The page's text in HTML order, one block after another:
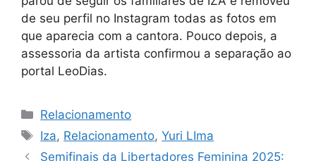
de seu perfil no Instagram todas as fotos em
que aparecia com a cantora. Pouco depois, a
assessoria da artista confirmou a separação ao
portal LeoDias.
Categorias
Relacionamento
Tags
Iza, Relacionamento,Yuri LIma
Semifinais da Libertadores Feminina 2025: